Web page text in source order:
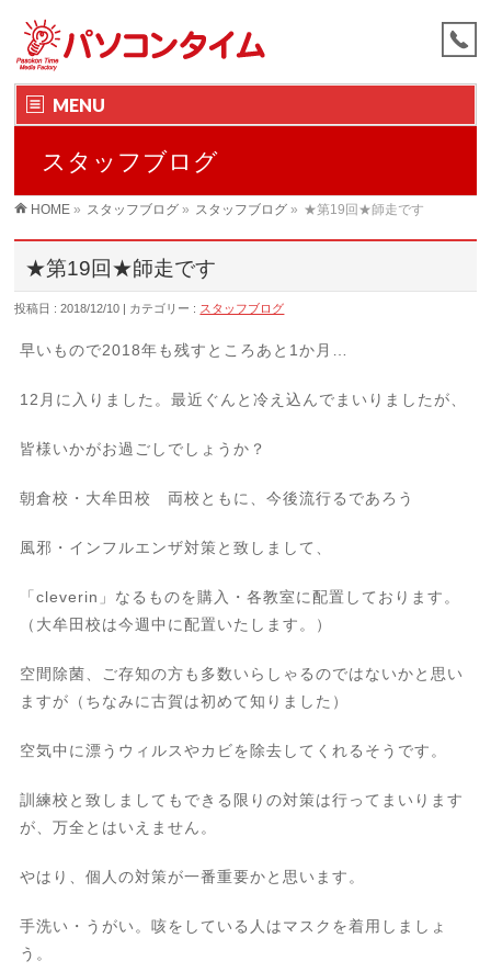
MENU
スタッフブログ
HOME » スタッフブログ » スタッフブログ » ★第19回★師走です
★第19回★師走です
投稿日 : 2018/12/10 カテゴリー : スタッフブログ
早いもので2018年も残すところあと1か月…
12月に入りました。最近ぐんと冷え込んでまいりましたが、
皆様いかがお過ごしでしょうか？
朝倉校・大牟田校 両校ともに、今後流行るであろう
風邪・インフルエンザ対策と致しまして、
「cleverin」なるものを購入・各教室に配置しております。
（大牟田校は今週中に配置いたします。）
空間除菌、ご存知の方も多数いらしゃるのではないかと思い
ますが（ちなみに古賀は初めて知りました）
空気中に漂うウィルスやカビを除去してくれるそうです。
訓練校と致しましてもできる限りの対策は行ってまいります
が、万全とはいえません。
やはり、個人の対策が一番重要かと思います。
手洗い・うがい。咳をしている人はマスクを着用しましょ
う。